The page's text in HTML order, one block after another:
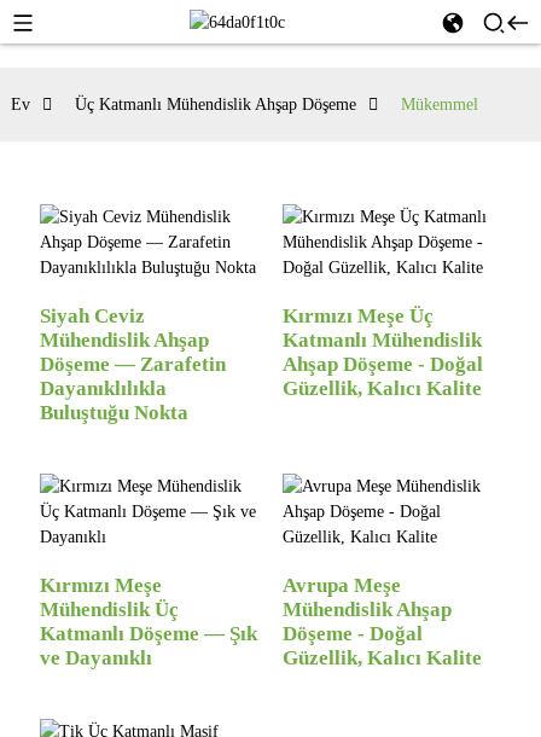
Ev Üç Katmanlı Mühendislik Ahşap Döşeme Mükemmel
Siyah Ceviz
Mühendislik Ahşap
Döşeme — Zarafetin
Dayanıklılıkla
Buluştuğu Nokta
Kırmızı Meşe Üç
Katmanlı Mühendislik
Ahşap Döşeme - Doğal
Güzellik, Kalıcı Kalite
Kırmızı Meşe
Mühendislik Üç
Katmanlı Döşeme — Şık
ve Dayanıklı
Avrupa Meşe
Mühendislik Ahşap
Döşeme - Doğal
Güzellik, Kalıcı Kalite